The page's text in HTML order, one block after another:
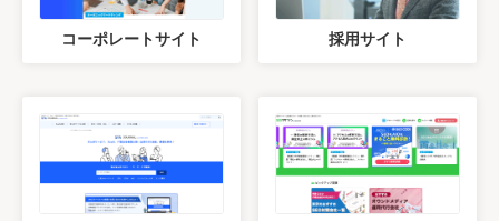
コーポレートサイト 採用サイト